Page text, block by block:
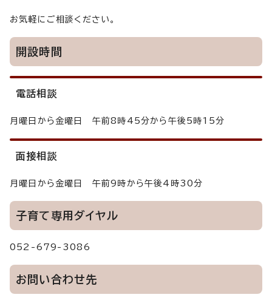
お気軽にご相談ください。
開設時間
電話相談
月曜日から金曜日 午前8時45分から午後5時15分
面接相談
月曜日から金曜日 午前9時から午後4時30分
子育て専用ダイヤル
052-679-3086
お問い合わせ先